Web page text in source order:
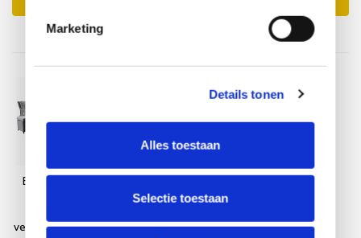
Marketing
Details tonen
Alles toestaan
Selectie toestaan
Bilbao premium
verstelbaar 6 delig
AeroCover
275x275xH70